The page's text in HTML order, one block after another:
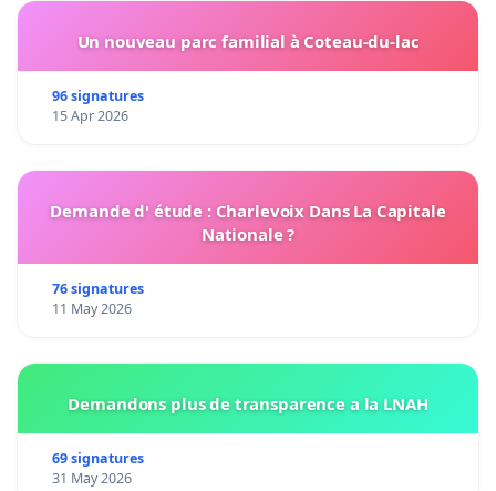
Un nouveau parc familial à Coteau-du-lac
96 signatures
15 Apr 2026
Demande d' étude : Charlevoix Dans La Capitale
Nationale ?
76 signatures
11 May 2026
Demandons plus de transparence a la LNAH
69 signatures
31 May 2026